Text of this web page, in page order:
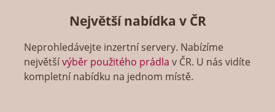
Největší nabídka v ČR
Neprohledávejte inzertní servery. Nabízíme
největšívýběr použitého prádla v ČR. U nás vidíte
kompletní nabídku na jednom místě.